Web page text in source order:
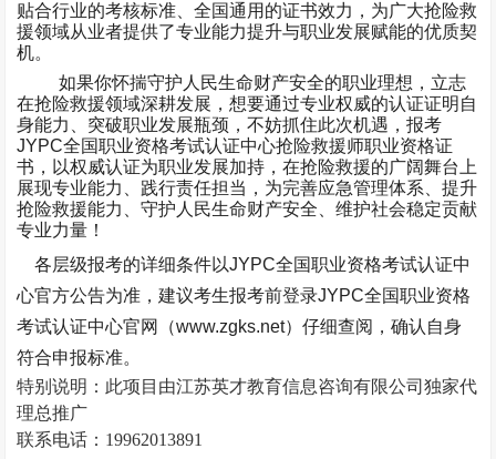
贴合行业的考核标准、全国通用的证书效力，为广大抢险救
援领域从业者提供了专业能力提升与职业发展赋能的优质契
机。
如果你怀揣守护人民生命财产安全的职业理想，立志
在抢险救援领域深耕发展，想要通过专业权威的认证证明自
身能力、突破职业发展瓶颈，不妨抓住此次机遇，报考
JYPC全国职业资格考试认证中心抢险救援师职业资格证
书，以权威认证为职业发展加持，在抢险救援的广阔舞台上
展现专业能力、践行责任担当，为完善应急管理体系、提升
抢险救援能力、守护人民生命财产安全、维护社会稳定贡献
专业力量！
各层级报考的详细条件以JYPC全国职业资格考试认证中
心官方公告为准，建议考生报考前登录JYPC全国职业资格
考试认证中心官网（www.zgks.net）仔细查阅，确认自身
符合申报标准。
特别说明：此项目由江苏英才教育信息咨询有限公司独家代
理总推广
联系电话： 19962013891